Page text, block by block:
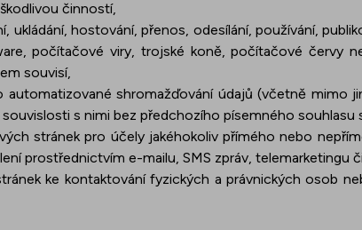
činností,
ukládání, hostování, přenos, odesílání, používání,
počítačové viry, trojské koně, počítačové červy
souvisí,
shromažďování údajů (včetně mimo
s nimi bez předchozího písemného souhlasu
stránek pro účely jakéhokoliv přímého nebo
prostřednictvím e-mailu, SMS zpráv, telemarketingu
ke kontaktování fyzických a právnických osob